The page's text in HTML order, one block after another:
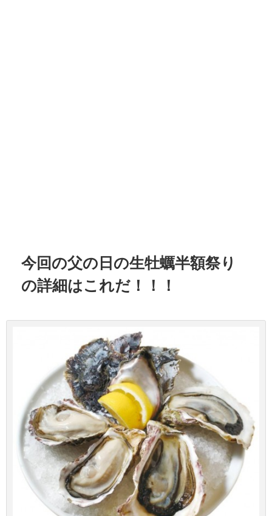
今回の父の日の生牡蠣半額祭り
の詳細はこれだ！！！